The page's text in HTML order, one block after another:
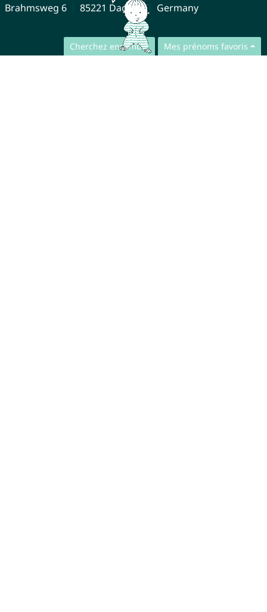
Cherchez ensemble Mes prénoms favoris
Brahmsweg 6
85221 Dachau Germany